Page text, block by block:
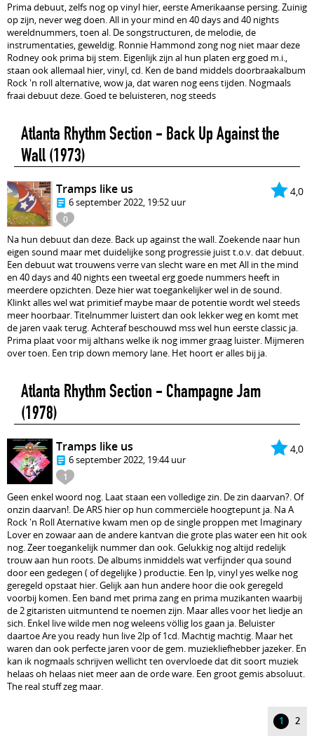
Prima debuut, zelfs nog op vinyl hier, eerste Amerikaanse persing. Zuinig
op zijn, never weg doen. All in your mind en 40 days and 40 nights
wereldnummers, toen al. De songstructuren, de melodie, de
instrumentaties, geweldig. Ronnie Hammond zong nog niet maar deze
Rodney ook prima bij stem. Eigenlijk zijn al hun platen erg goed m.i.,
staan ook allemaal hier, vinyl, cd. Ken de band middels doorbraakalbum
Rock 'n roll alternative, wow ja, dat waren nog eens tijden. Nogmaals
fraai debuut deze. Goed te beluisteren, nog steeds
Atlanta Rhythm Section - Back Up Against the
Wall(1973)
4,0
0
Tramps like us
6 september 2022, 19:52 uur
Na hun debuut dan deze. Back up against the wall. Zoekende naar hun
eigen sound maar met duidelijke song progressie juist t.o.v. dat debuut.
Een debuut wat trouwens verre van slecht ware en met All in the mind
en 40 days and 40 nights een tweetal erg goede nummers heeft in
meerdere opzichten. Deze hier wat toegankelijker wel in de sound.
Klinkt alles wel wat primitief maybe maar de potentie wordt wel steeds
meer hoorbaar. Titelnummer luistert dan ook lekker weg en komt met
de jaren vaak terug. Achteraf beschouwd mss wel hun eerste classic ja.
Prima plaat voor mij althans welke ik nog immer graag luister. Mijmeren
over toen. Een trip down memory lane. Het hoort er alles bij ja.
Atlanta Rhythm Section - Champagne Jam
(1978)
4,0
1
Tramps like us
6 september 2022, 19:44 uur
Geen enkel woord nog. Laat staan een volledige zin. De zin daarvan?. Of
onzin daarvan!. De ARS hier op hun commerciële hoogtepunt ja. Na A
Rock 'n Roll Aternative kwam men op de single proppen met Imaginary
Lover en zowaar aan de andere kantvan die grote plas water een hit ook
nog. Zeer toegankelijk nummer dan ook. Gelukkig nog altijd redelijk
trouw aan hun roots. De albums inmiddels wat verfijnder qua sound
door een gedegen ( of degelijke ) productie. Een lp, vinyl yes welke nog
geregeld opstaat hier. Gelijk aan hun andere hoor die ook geregeld
voorbij komen. Een band met prima zang en prima muzikanten waarbij
de 2 gitaristen uitmuntend te noemen zijn. Maar alles voor het liedje an
sich. Enkel live wilde men nog weleens völlig los gaan ja. Beluister
daartoe Are you ready hun live 2lp of 1cd. Machtig machtig. Maar het
waren dan ook perfecte jaren voor de gem. muziekliefhebber jazeker. En
kan ik nogmaals schrijven wellicht ten overvloede dat dit soort muziek
helaas oh helaas niet meer aan de orde ware. Een groot gemis absoluut.
The real stuff zeg maar.
1 2